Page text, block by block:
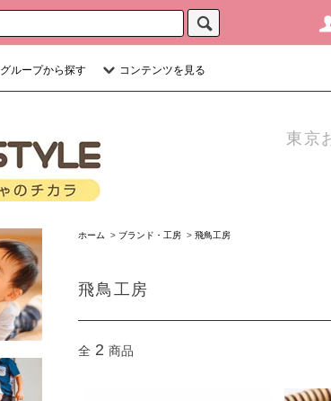
グループから探す コンテンツを見る
東京
ホーム > ブランド・工房 > 飛鳥工房
飛鳥工房
全 2 商品